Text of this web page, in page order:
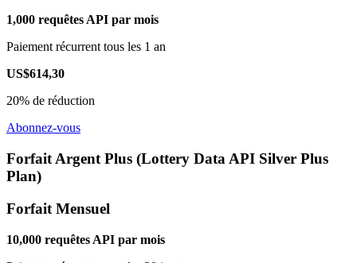
1,000 requêtes API par mois
Paiement récurrent tous les 1 an
US$614,30
20% de réduction
Abonnez-vous
Forfait Argent Plus (Lottery Data API Silver Plus
Plan)
Forfait Mensuel
10,000 requêtes API par mois